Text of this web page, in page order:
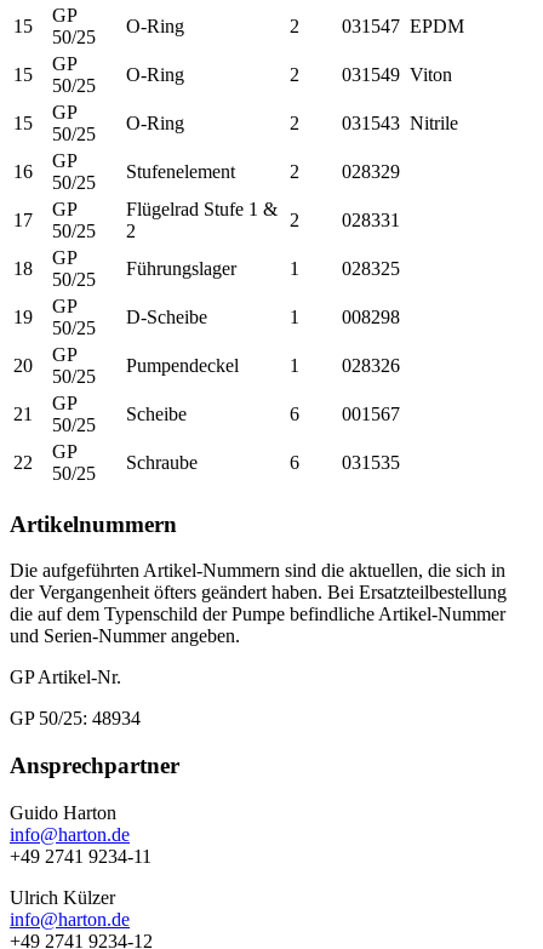
15
GP
50/25
O-Ring 2 031547 EPDM
15
GP
50/25
O-Ring 2 031549 Viton
15
GP
50/25
O-Ring 2 031543 Nitrile
16
GP
50/25
Stufenelement 2 028329
17
GP
50/25
Flügelrad Stufe 1 &
2
2 028331
18
GP
50/25
Führungslager 1 028325
19
GP
50/25
D-Scheibe 1 008298
20
GP
50/25
Pumpendeckel 1 028326
21
GP
50/25
Scheibe 6 001567
22
GP
50/25
Schraube 6 031535
Artikelnummern
Die aufgeführten Artikel-Nummern sind die aktuellen, die sich in
der Vergangenheit öfters geändert haben. Bei Ersatzteilbestellung
die auf dem Typenschild der Pumpe befindliche Artikel-Nummer
und Serien-Nummer angeben.
GP Artikel-Nr.
GP 50/25: 48934
Seitenspalte
Ansprechpartner
Guido Harton
info@harton.de
+49 2741 9234-11
Ulrich Külzer
info@harton.de
+49 2741 9234-12